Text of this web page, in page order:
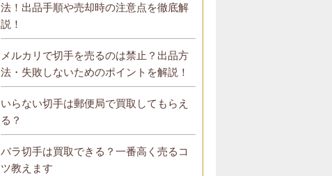
法！出品手順や売却時の注意点を徹底解
説！
メルカリで切手を売るのは禁止？出品方
法・失敗しないためのポイントを解説！
いらない切手は郵便局で買取してもらえ
る？
バラ切手は買取できる？一番高く売るコ
ツ教えます